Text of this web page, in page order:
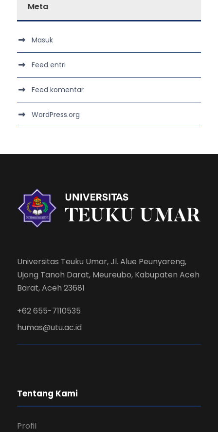
Meta
Masuk
Feed entri
Feed komentar
WordPress.org
Universitas Teuku Umar, Jl. Alue Peunyareng,
Ujong Tanoh Darat, Meureubo, Kabupaten Aceh
Barat, Aceh 23681
+62 655-7110535
humas@utu.ac.id
Tentang Kami
Profil